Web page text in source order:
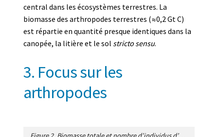
central dans les écosystèmes terrestres. La
biomasse des arthropodes terrestres (≈0,2 Gt C)
est répartie en quantité presque identiques dans la
canopée, la litière et le sol stricto sensu.
3. Focus sur les
arthropodes